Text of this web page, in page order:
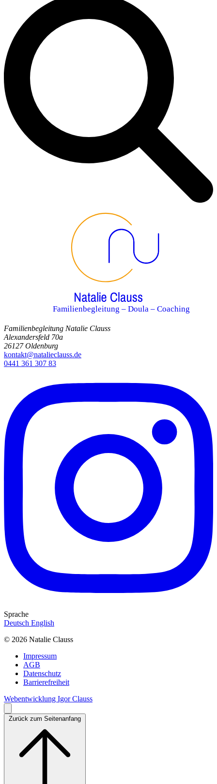
Familienbegleitung – Doula – Coaching
Familienbegleitung Natalie Clauss
Alexandersfeld 70a
26127 Oldenburg
kontakt@natalieclauss.de
0441 361 307 83
Sprache
Deutsch English
© 2026 Natalie Clauss
Impressum
AGB
Datenschutz
Barrierefreiheit
Webentwicklung Igor Clauss
Zurück zum Seitenanfang